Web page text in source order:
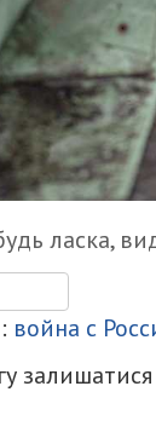
ласка,
война с